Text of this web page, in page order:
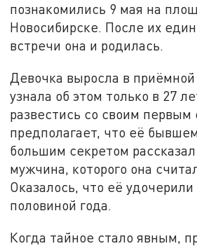
познакомились 9 мая на
Новосибирске. После их
встречи она и родилась.
Девочка выросла в
узнала об этом только в 27
развестись со своим первым
предполагает, что её
большим секретом
мужчина, которого она
Оказалось, что её удочерили
половиной года.
Когда тайное стало явным,